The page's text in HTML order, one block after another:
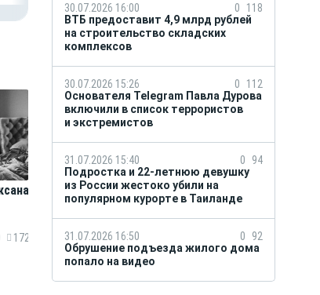
172
30.07.2026 16:00 0
118
ВТБ предоставит 4,9 млрд рублей
на строительство складских
комплексов
30.07.2026 15:26 0
112
Основателя Telegram Павла Дурова
включили в список террористов
и экстремистов
31.07.2026 15:40 0
94
Подростка и 22-летнюю девушку
из России жестоко убили на
популярном курорте в Таиланде
31.07.2026 16:50 0
92
Обрушение подъезда жилого дома
попало на видео